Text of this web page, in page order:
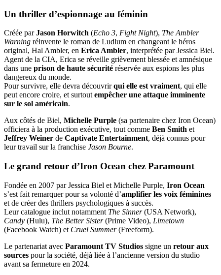
Un thriller d’espionnage au féminin
Créée parJason Horwitch (Echo 3, Fight Night), The Ambler
Warning réinvente le roman de Ludlum en changeant le héros
original, Hal Ambler, en Erica Ambler, interprétée par Jessica Biel.
Agent de la CIA, Erica se réveille grièvement blessée et amnésique
dans une prison de haute sécurité réservée aux espions les plus
dangereux du monde.
Pour survivre, elle devra découvrirqui elle est vraiment, qui elle
peut encore croire, et surtoutempêcher une attaque imminente
sur le sol américain.
Aux côtés de Biel, Michelle Purple (sa partenaire chez Iron Ocean)
officiera à la production exécutive, tout comme Ben Smith et
Jeffrey Weiner de Captivate Entertainment, déjà connus pour
leur travail sur la franchise Jason Bourne.
Le grand retour d’Iron Ocean chez Paramount
Fondée en 2007 par Jessica Biel et Michelle Purple, Iron Ocean
s’est fait remarquer pour sa volonté d’amplifier les voix féminines
et de créer des thrillers psychologiques à succès.
Leur catalogue inclut notamment The Sinner(USA Network),
Candy (Hulu), The Better Sister(Prime Video), Limetown
(Facebook Watch) et Cruel Summer(Freeform).
Le partenariat avec Paramount TV Studios signe un retour aux
sources pour la société, déjà liée à l’ancienne version du studio
avant sa fermeture en 2024.